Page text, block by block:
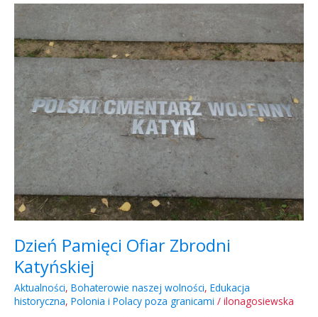
Dzień Pamięci Ofiar Zbrodni
Katyńskiej
Aktualności, Bohaterowie naszej wolności, Edukacja
historyczna, Polonia i Polacy poza granicami / ilonagosiewska
Dzień
Pamięci
Zbrodni
Katyńskiej